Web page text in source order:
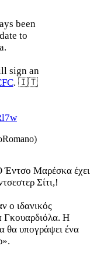
been
to
sign an
. 🇮🇹
Έντσο Μαρέσκα έχει
Σίτι,!
ο ιδανικός
Γκουαρδιόλα. Η
θα υπογράψει ένα